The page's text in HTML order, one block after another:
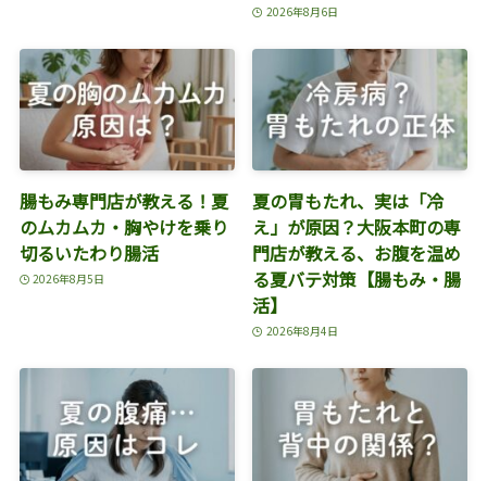
2026年8月6日
腸もみ専門店が教える！夏
のムカムカ・胸やけを乗り
切るいたわり腸活
2026年8月5日
夏の胃もたれ、実は「冷
え」が原因？大阪本町の専
門店が教える、お腹を温め
る夏バテ対策【腸もみ・腸
活】
2026年8月4日